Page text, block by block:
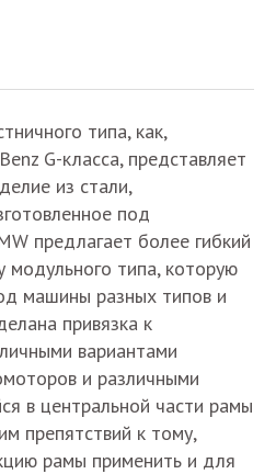
типа, как,
G-класса, представляет
из стали,
под
предлагает более гибкий
типа, которую
машины разных типов и
привязка к
вариантами
и различными
в центральной части рамы
препятствий к тому,
рамы применить и для